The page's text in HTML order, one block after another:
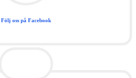
Följ oss på Facebook